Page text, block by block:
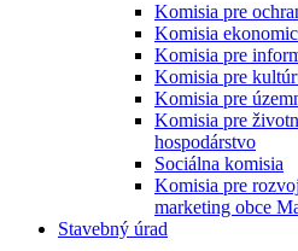
Komisia pre
Komisia
Komisia pre
Komisia pre
Komisia pre
Komisia pre
hospodárstvo
Sociálna komisia
Komisia pre
marketing obce
Stavebný úrad